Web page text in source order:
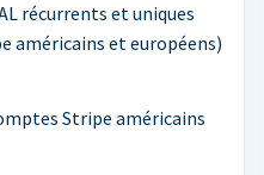
récurrents et uniques
américains et européens)
Stripe américains